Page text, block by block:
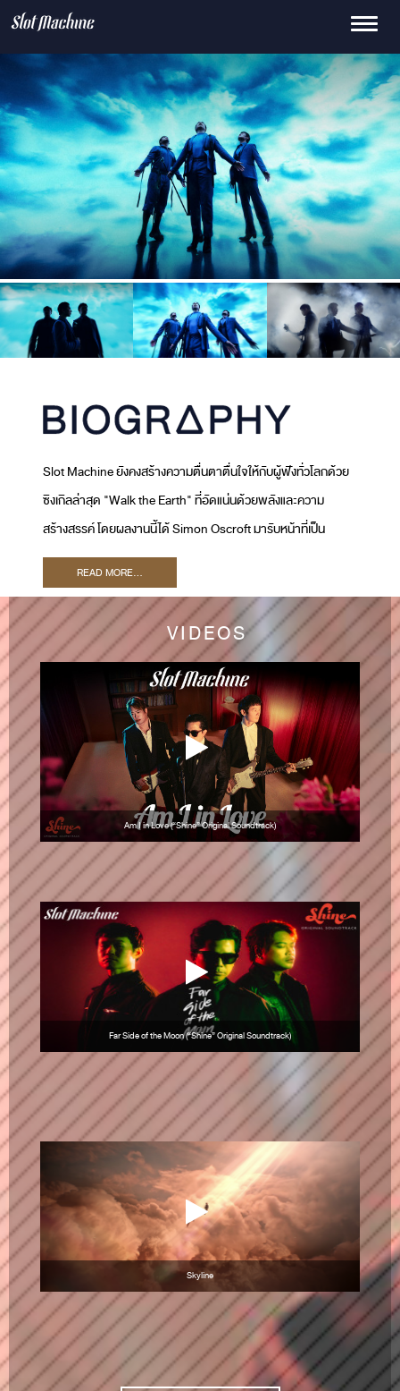
Slot Machine ยังคงสร้างความตื่นตาตื่นใจให้กับผู้ฟังทั่วโลกด้วย
ซิงเกิลล่าสุด "Walk the Earth" ที่อัดแน่นด้วยพลังและความ
สร้างสรรค์ โดยผลงานนี้ได้ Simon Oscroft มารับหน้าที่เป็น
โปรดิวเซอร์ และ Ryan Tedder เจ้าของรางวัลแกรมมี่มาร่วมเป็น
Executive Producer เพลงนี้สะท้อนให้เห็นถึงภารกิจของ Slot
Machine ในการพัฒนาซาวด์ใหม่ ๆ และขยายฐานผู้ฟังทั่วโลก
READ MORE...
VIDEOS
Am I in Love (“Shine” Original Soundtrack)
Far Side of the Moon (“Shine” Original Soundtrack)
Skyline